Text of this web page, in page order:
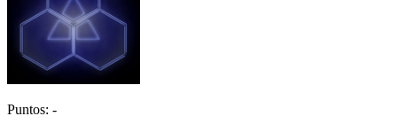
Puntos: -